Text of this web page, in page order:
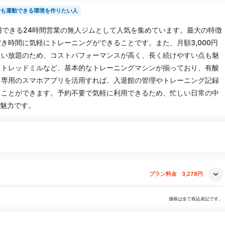
運動できる環境を作りたい人
きる24時間営業の無人ジムとして人気を集めています。最大の特徴
時間に気軽にトレーニングができることです。また、月額3,000円
放題のため、コストパフォーマンスが高く、長く続けやすい点も魅
レッドミルなど、基本的なトレーニングマシンが揃っており、有酸
用のスマホアプリを活用すれば、入退館の管理やトレーニング記録
とができます。予約不要で気軽に利用できるため、忙しい日常の中
力です。
プラン料金 3,278円
価格は全て税込表記です。